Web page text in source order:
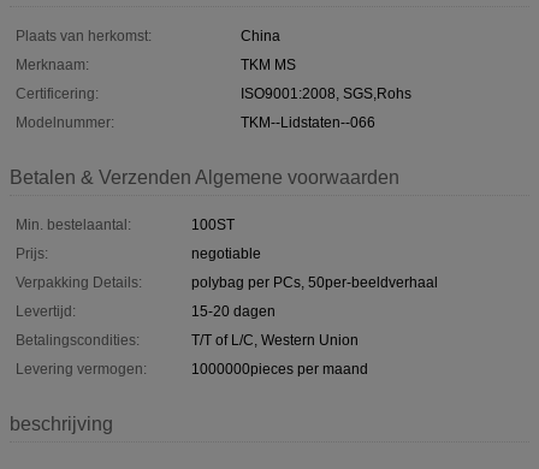
Plaats van herkomst:
China
Merknaam:
TKM MS
Certificering:
ISO9001:2008, SGS,Rohs
Modelnummer:
TKM--Lidstaten--066
Betalen & Verzenden Algemene voorwaarden
Min. bestelaantal:
100ST
Prijs:
negotiable
Verpakking Details:
polybag per PCs, 50per-beeldverhaal
Levertijd:
15-20 dagen
Betalingscondities:
T/T of L/C, Western Union
Levering vermogen:
1000000pieces per maand
beschrijving